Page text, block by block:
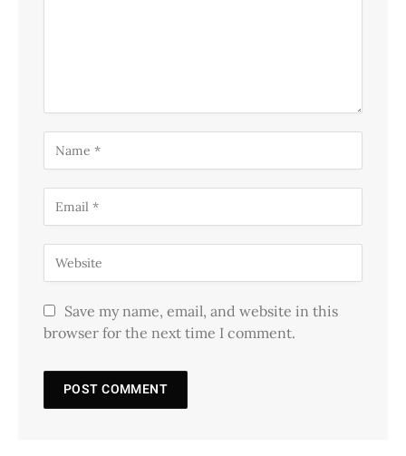
Save my name, email, and website in this
browser for the next time I comment.